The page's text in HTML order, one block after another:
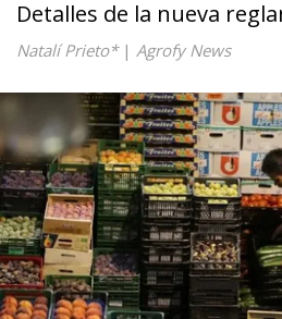
Detalles de la nueva
Natalí Prieto*| Agrofy News